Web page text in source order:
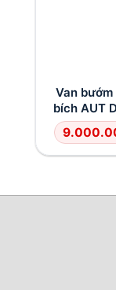
Van bướm
bích AUT